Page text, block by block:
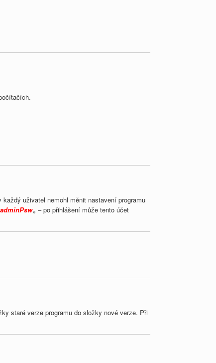
uživatel nemohl měnit nastavení programu
adminPsw„ – po přihlášení může tento účet
staré verze programu do složky nové verze. Při